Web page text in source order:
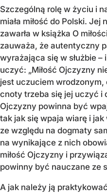
Szczególną rolę w życiu i
miała miłość do Polski.
zawarła w książka O
zauważa, że autentyczny
wyrażająca się w służbie
uczyć: „Miłość Ojczyzny
jest uczuciem wrodzonym,
cnoty trzeba się jej uczyć i
Ojczyzny powinna być
tak jak się wpaja wiarę i jak
ze względu na dogmaty
na wynikające z nich
miłość Ojczyzny i
powinny być nauczane ze
A jak należy ją